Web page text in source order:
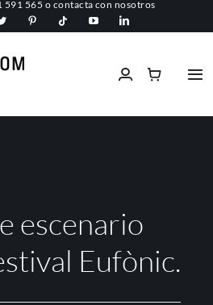
591 565 o contacta con nosotros
comerciales
Ignífugos
escenario
Eufònic.